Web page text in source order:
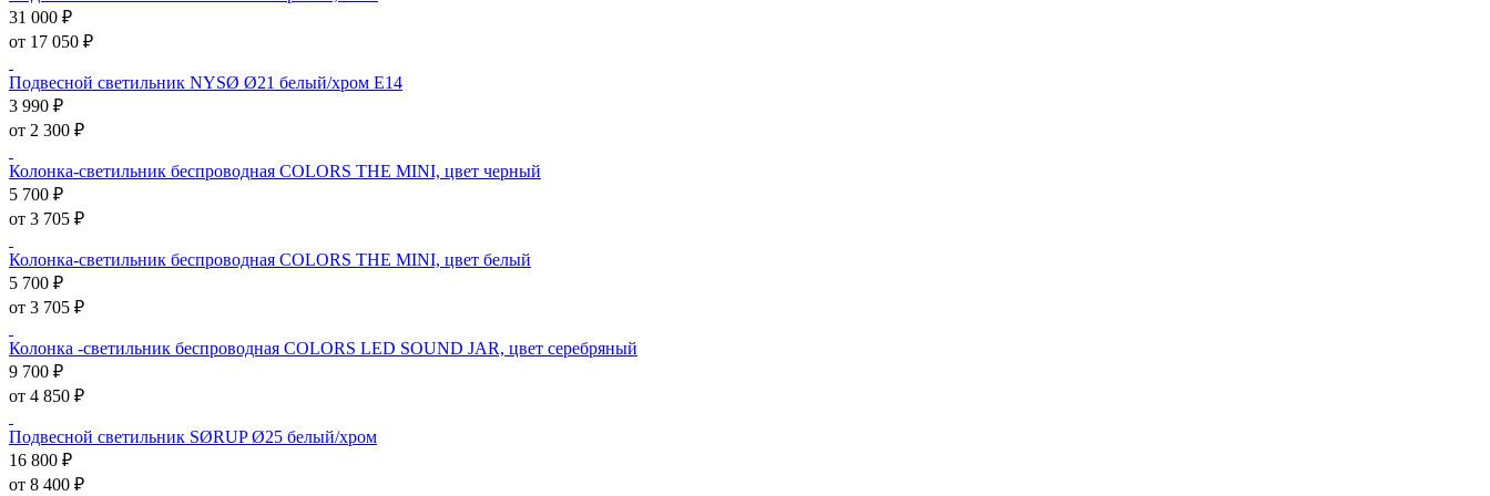
31 000 ₽
от 17 050 ₽
Подвесной светильник NYSØ Ø21 белый/хром E14
3 990 ₽
от 2 300 ₽
Колонка-светильник беспроводная COLORS THE MINI, цвет черный
5 700 ₽
от 3 705 ₽
Колонка-светильник беспроводная COLORS THE MINI, цвет белый
5 700 ₽
от 3 705 ₽
Колонка -светильник беспроводная COLORS LED SOUND JAR, цвет серебряный
9 700 ₽
от 4 850 ₽
Подвесной светильник SØRUP Ø25 белый/хром
16 800 ₽
от 8 400 ₽